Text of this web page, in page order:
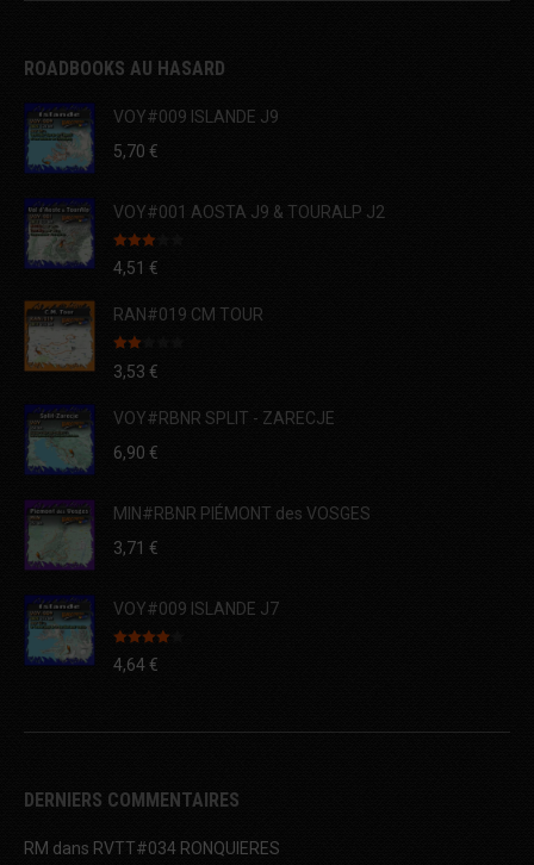
ROADBOOKS AU HASARD
VOY#009 ISLANDE J9
5,70 €
VOY#001 AOSTA J9 & TOURALP J2
Note
3.00
4,51 €
RAN#019 CM TOUR
Note
2.00
5
3,53 €
VOY#RBNR SPLIT - ZARECJE
6,90 €
MIN#RBNR PIÉMONT des VOSGES
3,71 €
VOY#009 ISLANDE J7
Note 4.00
sur 5
4,64€
DERNIERS COMMENTAIRES
RM dans RVTT#034 RONQUIERES